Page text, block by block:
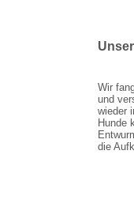
Wir
und
wieder
Hunde
die